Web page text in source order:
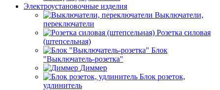
Электроустановочные изделия
Выключатели,
переключатели
Розетка силовая
(штепсельная)
Блок
"Выключатель-розетка"
Диммер
Блок розеток,
удлинитель